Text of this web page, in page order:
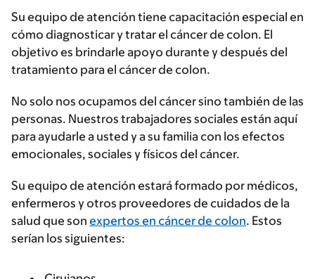
Su equipo de atención tiene capacitación especial en
cómo diagnosticar y tratar el cáncer de colon. El
objetivo es brindarle apoyo durante y después del
tratamiento para el cáncer de colon.
No solo nos ocupamos del cáncer sino también de las
personas. Nuestros trabajadores sociales están aquí
para ayudarle a usted y a su familia con los efectos
emocionales, sociales y físicos del cáncer.
Su equipo de atención estará formado por médicos,
enfermeros y otros proveedores de cuidados de la
salud que son expertos en cáncer de colon. Estos
serían los siguientes: